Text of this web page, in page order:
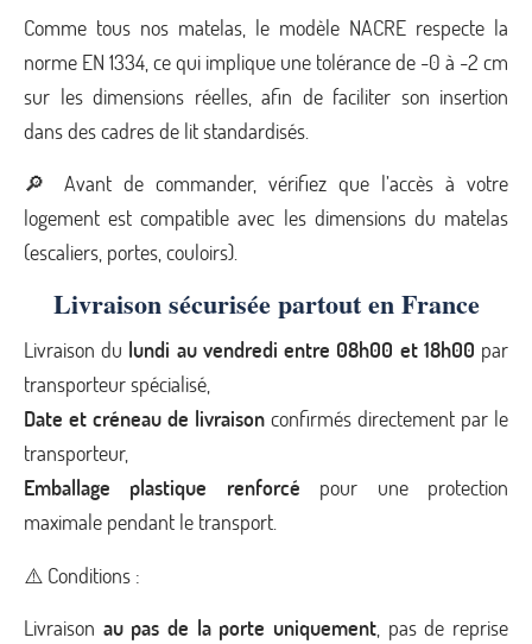
Comme tous nos matelas, le modèle NACRE respecte la
norme EN 1334, ce qui implique une tolérance de -0 à -2 cm
sur les dimensions réelles, afin de faciliter son insertion
dans des cadres de lit standardisés.
🔎 Avant de commander, vérifiez que l’accès à votre
logement est compatible avec les dimensions du matelas
(escaliers, portes, couloirs).
Livraison sécurisée partout en France
Livraison du lundi au vendredi entre 08h00 et 18h00 par
transporteur spécialisé,
Date et créneau de livraison confirmés directement par le
transporteur,
Emballage plastique renforcé pour une protection
maximale pendant le transport.
⚠️ Conditions :
Livraison au pas de la porte uniquement, pas de reprise